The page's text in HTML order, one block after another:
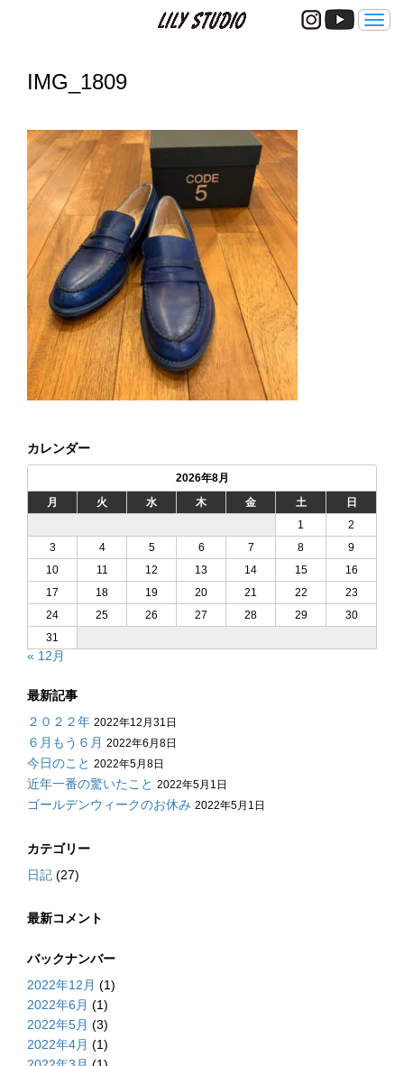
メ
ニ
IMG_1809
カレンダー
2026年8月
月
火 水 木 金 土
日
1
2
3
4 5 6 7 8
9
10
11 12 13 14 15
16
17
18 19 20 21 22
23
24
25 26 27 28 29
30
31
« 12月
最新記事
２０２２年 2022年12月31日
６月もう６月 2022年6月8日
今日のこと 2022年5月8日
近年一番の驚いたこと 2022年5月1日
ゴールデンウィークのお休み 2022年5月1日
カテゴリー
日記 (27)
最新コメント
バックナンバー
2022年12月 (1)
2022年6月 (1)
2022年5月 (3)
2022年4月 (1)